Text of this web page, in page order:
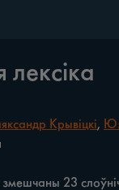
Крывіцкі,
змешчаны 23